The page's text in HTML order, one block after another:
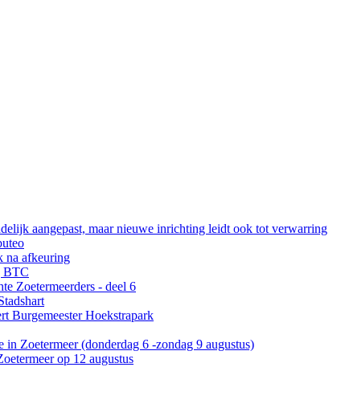
aangepast, maar nieuwe inrichting leidt ook tot verwarring
na afkeuring
BTC
Zoetermeerders - deel 6
Burgemeester Hoekstrapark
in Zoetermeer (donderdag 6 -zondag 9 augustus)
op 12 augustus